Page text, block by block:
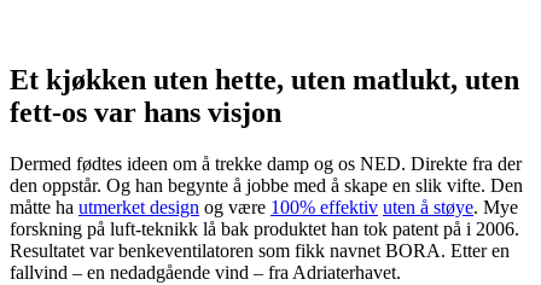
Et kjøkken uten hette, uten matlukt, uten
fett-os var hans visjon
Dermed fødtes ideen om å trekke damp og os NED. Direkte fra der
den oppstår. Og han begynte å jobbe med å skape en slik vifte. Den
måtte ha utmerket design og være 100% effektiv uten å støye. Mye
forskning på luft-teknikk lå bak produktet han tok patent på i 2006.
Resultatet var benkeventilatoren som fikk navnet BORA. Etter en
fallvind – en nedadgående vind – fra Adriaterhavet.